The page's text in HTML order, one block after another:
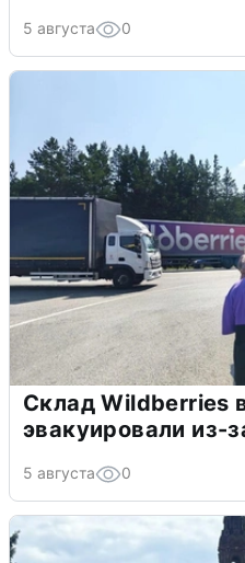
5 августа 0
Склад Wildberries
эвакуировали из-
5 августа 0